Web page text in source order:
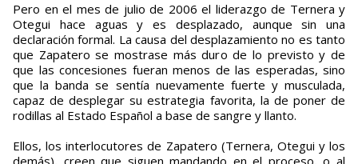
Pero en el mes de julio de 2006 el liderazgo de Ternera y
Otegui hace aguas y es desplazado, aunque sin una
declaración formal. La causa del desplazamiento no es tanto
que Zapatero se mostrase más duro de lo previsto y de
que las concesiones fueran menos de las esperadas, sino
que la banda se sentía nuevamente fuerte y musculada,
capaz de desplegar su estrategia favorita, la de poner de
rodillas al Estado Español a base de sangre y llanto.
Ellos, los interlocutores de Zapatero (Ternera, Otegui y los